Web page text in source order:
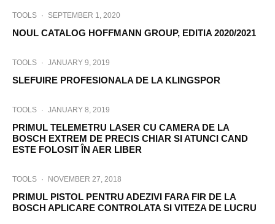
TOOLS · SEPTEMBER 1, 2020
NOUL CATALOG HOFFMANN GROUP, EDITIA 2020/2021
TOOLS · JANUARY 9, 2019
SLEFUIRE PROFESIONALA DE LA KLINGSPOR
TOOLS · JANUARY 8, 2019
PRIMUL TELEMETRU LASER CU CAMERA DE LA
BOSCH EXTREM DE PRECIS CHIAR SI ATUNCI CAND
ESTE FOLOSIT ÎN AER LIBER
TOOLS · NOVEMBER 27, 2018
PRIMUL PISTOL PENTRU ADEZIVI FARA FIR DE LA
BOSCH APLICARE CONTROLATA SI VITEZA DE LUCRU